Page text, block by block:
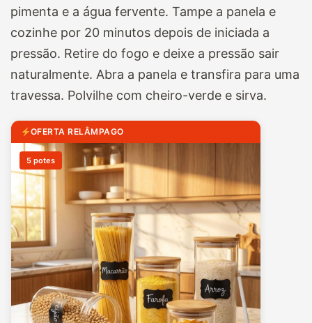
pimenta e a água fervente. Tampe a panela e
cozinhe por 20 minutos depois de iniciada a
pressão. Retire do fogo e deixe a pressão sair
naturalmente. Abra a panela e transfira para uma
travessa. Polvilhe com cheiro-verde e sirva.
OFERTA RELÂMPAGO
5 potes